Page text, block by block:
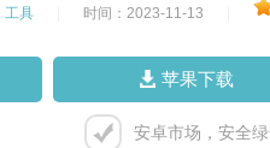
工具 时间：2023-11-13
苹果下载
安卓市场，安全绿